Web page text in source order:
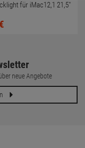
für iMac12,1 21,5"
€
neue Angebote